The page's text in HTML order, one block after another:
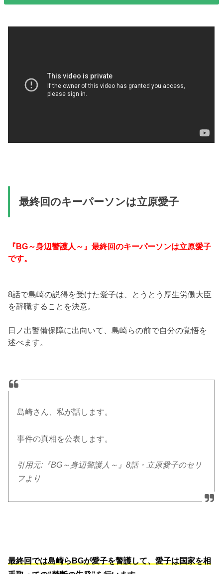
最終回のキーパーソンは立原愛子
『BG～身辺警護人～』最終回のキーパーソンは立原愛子
です。
8話で島崎の説得を受けた愛子は、とうとう厚生労働大臣
を辞職することを決意。
日ノ出警備保障に出向いて、島崎らの前で自分の覚悟を
述べます。
島崎さん、私が話します。
事件の真相を公表します。
引用元:『BG～身辺警護人～』8話・立原愛子のセリ
フより
最終回では島崎らBGが愛子を警護して、愛子は国家を相